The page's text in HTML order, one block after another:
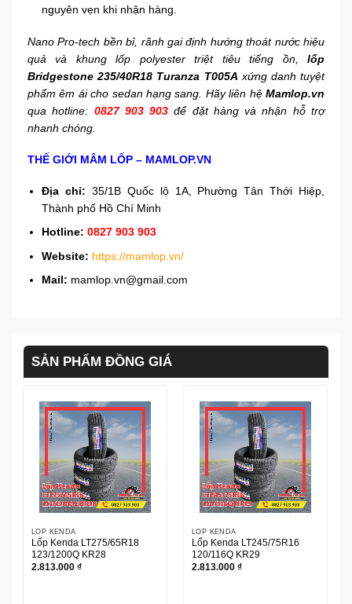
nguyên vẹn khi nhận hàng.
Nano Pro-tech bền bỉ, rãnh gai định hướng thoát nước hiệu
quả và khung lốp polyester triệt tiêu tiếng ồn, lốp
Bridgestone 235/40R18 Turanza T005A xứng danh tuyệt
phẩm êm ái cho sedan hạng sang. Hãy liên hệ Mamlop.vn
qua hotline: 0827 903 903 để đặt hàng và nhận hỗ trợ
nhanh chóng.
THẾ GIỚI MÂM LỐP – MAMLOP.VN
Địa chỉ: 35/1B Quốc lộ 1A, Phường Tân Thới Hiệp,
Thành phố Hồ Chí Minh
Hotline:0827 903 903
Website: https://mamlop.vn/
Mail: mamlop.vn@gmail.com
SẢN PHẨM ĐỒNG GIÁ
LỐP KENDA
Lốp Kenda LT275/65R18
123/1200Q KR28
2.813.000 ₫
LỐP KENDA
Lốp Kenda LT245/75R16
120/116Q KR29
2.813.000 ₫